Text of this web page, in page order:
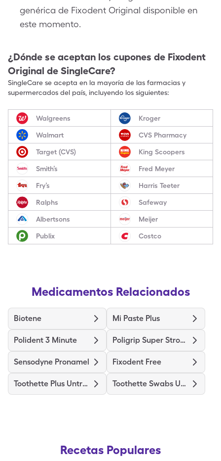
genérica de Fixodent Original disponible en
este momento.
¿Dónde se aceptan los cupones de Fixodent
Original de SingleCare?
SingleCare se acepta en la mayoría de las farmacias y
supermercados del país, incluyendo los siguientes:
Walgreens Kroger
Walmart CVS Pharmacy
Target (CVS) King Scoopers
Smith’s Fred Meyer
Fry’s Harris Teeter
Ralphs Safeway
Albertsons Meijer
Publix Costco
Medicamentos Relacionados
Biotene Mi Paste Plus
Polident 3 Minute Poligrip Super Strong
Sensodyne Pronamel Fixodent Free
Toothette Plus Untreated Toothette Swabs Untreated
Recetas Populares